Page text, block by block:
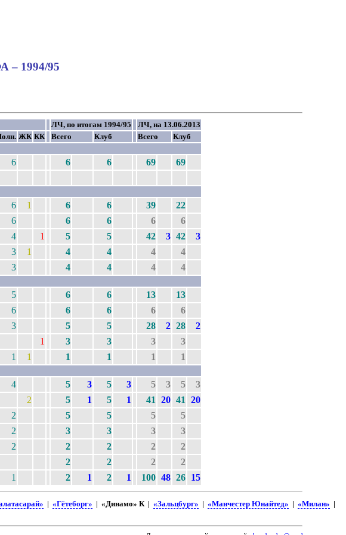
– 1994/95
ЛЧ, по итогам 1994/95
ЛЧ, на 13.06.2013
ЖК КК Всего Клуб Всего
Клуб
6 6 6 69
69
6 1 6 6 39 22
6 6 6 6
6
4 1 5 5 42 3 42 3
3 1 4 4 4 4
3 4 4 4 4
5 6 6 13
13
6 6 6 6 6
3 5 5 28 2 28 2
1 3 3 3 3
1 1 1 1 1 1
4 5 3 5 3 5 3 5 3
2 5 1 5 1 41 20 41 20
2 5 5 5
5
2 3 3 3 3
2 2 2 2 2
2 2 2 2
1 2 1 2 1 100 48 26 15
| «Гётеборг» | «Динамо» К | «Зальцбург» | «Манчестер Юнайтед» | «Милан» |